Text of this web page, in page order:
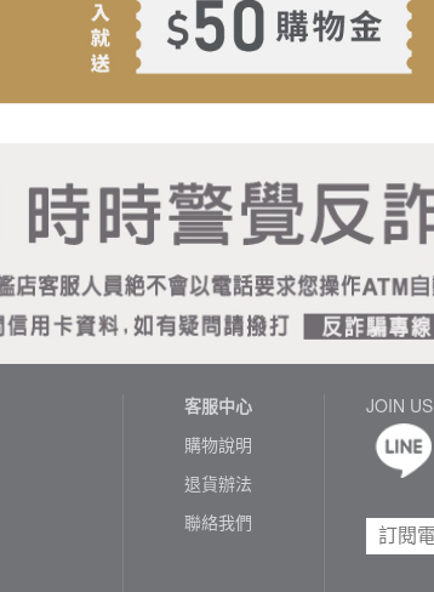
客服中心
購物說明
退貨辦法
聯絡我們
JOIN US